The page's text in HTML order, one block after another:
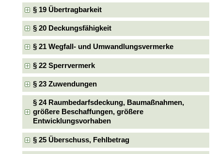
§ 19 Übertragbarkeit
§ 20 Deckungsfähigkeit
§ 21 Wegfall- und Umwandlungsvermerke
§ 22 Sperrvermerk
§ 23 Zuwendungen
§ 24 Raumbedarfsdeckung, Baumaßnahmen,
größere Beschaffungen, größere
Entwicklungsvorhaben
§ 25 Überschuss, Fehlbetrag